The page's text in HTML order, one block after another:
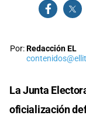
Por:Redacción EL
La Junta
oficialización